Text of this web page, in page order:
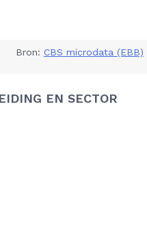
Bron: CBS microdata (EBB)
EN SECTOR